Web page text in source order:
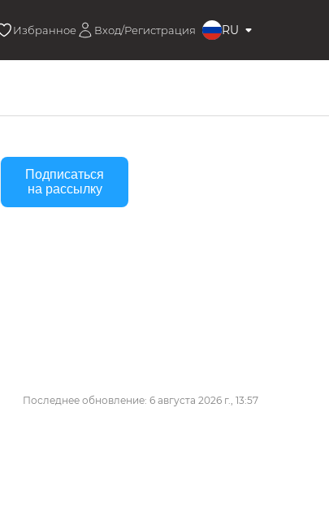
Избранное Вход/Регистрация RU
Подписаться
на рассылку
Последнее обновление: 6 августа 2026 г., 13:57